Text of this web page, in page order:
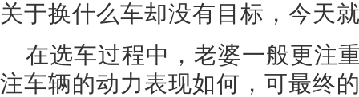
关于换什么车却没有目标，今天
在选车过程中，老婆一般更注
注车辆的动力表现如何，可最终